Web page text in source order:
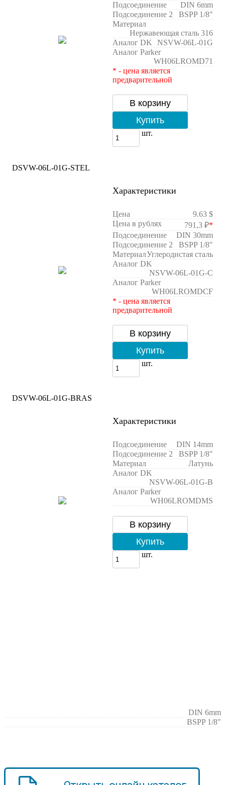
Подсоединение
DIN 6mm
Подсоединение 2
BSPP 1/8"
Материал
Нержавеющая сталь 316
Аналог DK NSVW-06L-01G
Аналог Parker
WH06LROMD71
* - цена является
предварительной
В корзину
Купить
шт.
DSVW-06L-01G-STEL
Характеристики
Цена
9.63 $
Цена в рублях
791,3 ₽*
Подсоединение
DIN 30mm
Подсоединение 2
BSPP 1/8"
МатериалУглеродистая сталь
Аналог DK
NSVW-06L-01G-C
Аналог Parker
WH06LROMDCF
* - цена является
предварительной
В корзину
Купить
шт.
DSVW-06L-01G-BRAS
Характеристики
Подсоединение
DIN 14mm
Подсоединение 2
BSPP 1/8"
Материал
Латунь
Аналог DK
NSVW-06L-01G-B
Аналог Parker
WH06LROMDMS
В корзину
Купить
шт.
DIN 6mm
BSPP 1/8"